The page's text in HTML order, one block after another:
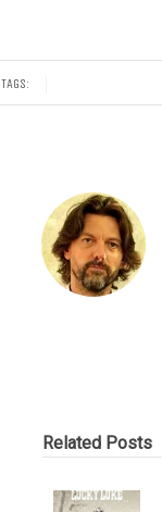
TAGS:
Related Posts